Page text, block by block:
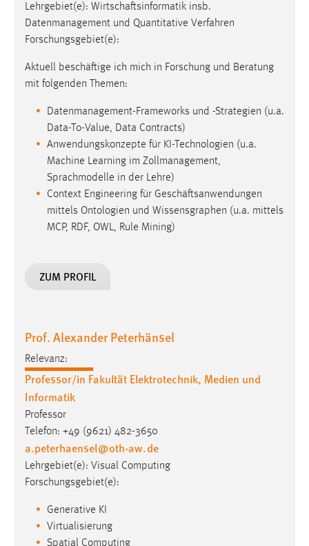
Lehrgebiet(e): Wirtschaftsinformatik insb.
Datenmanagement und Quantitative Verfahren
Forschungsgebiet(e):
Aktuell beschäftige ich mich in Forschung und Beratung
mit folgenden Themen:
Datenmanagement-Frameworks und -Strategien (u.a.
Data-To-Value, Data Contracts)
Anwendungskonzepte für KI-Technologien (u.a.
Machine Learning im Zollmanagement,
Sprachmodelle in der Lehre)
Context Engineering für Geschäftsanwendungen
mittels Ontologien und Wissensgraphen (u.a. mittels
MCP, RDF, OWL, Rule Mining)
ZUM PROFIL
Prof. Alexander Peterhänsel
Relevanz:
Professor/in Fakultät Elektrotechnik, Medien und
Informatik
Professor
Telefon: +49 (9621) 482-3650
a.peterhaensel@oth-aw.de
Lehrgebiet(e): Visual Computing
Forschungsgebiet(e):
Generative KI
Virtualisierung
Spatial Computing